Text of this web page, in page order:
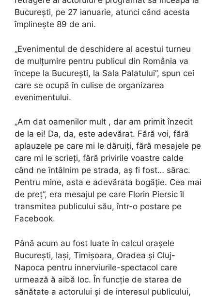
București, pe 27 ianuarie, atunci când acesta
împlinește 89 de ani.
„Evenimentul de deschidere al acestui turneu
de mulțumire pentru publicul din România va
începe la București, la Sala Palatului”, spun cei
care se ocupă în culise de organizarea
evenimentului.
„Am dat oamenilor mult , dar am primit înzecit
de la ei! Da, da, este adevărat. Fără voi, fără
aplauzele pe care mi le dăruiți, fără mesajele pe
care mi le scrieți, fără privirile voastre calde
când ne întâlnim pe strada, aș fi fost… sărac.
Pentru mine, asta e adevărata bogăție. Cea mai
de preț”, era mesajul pe care Florin Piersic îl
transmitea publicului său, într-o postare pe
Facebook.
Până acum au fost luate în calcul orașele
București, Iași, Timișoara, Oradea și Cluj-
Napoca pentru innerviurile-spectacol care
urmează ă aibă loc. În funcție de starea de
sănătate a actorului și de interesul publicului,